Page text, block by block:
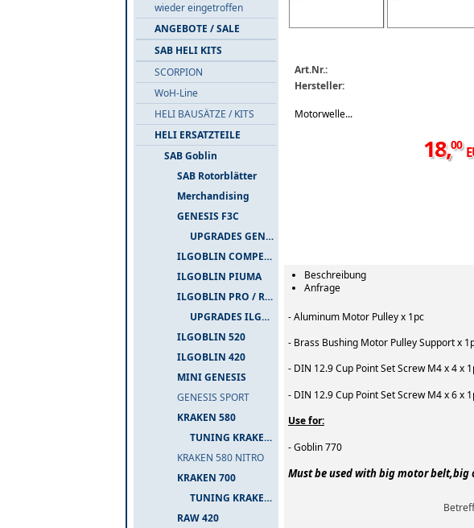
wieder eingetroffen
ANGEBOTE / SALE
SAB HELI KITS
SCORPION
WoH-Line
HELI BAUSÄTZE / KITS
HELI ERSATZTEILE
SAB Goblin
SAB Rotorblätter
Merchandising
GENESIS F3C
UPGRADES GENESIS F3C
ILGOBLIN COMPETIZIONE
ILGOBLIN PIUMA
ILGOBLIN PRO / RAW 700
UPGRADES ILGOBLIN PRO / RAW 700
ILGOBLIN 520
ILGOBLIN 420
MINI GENESIS
GENESIS SPORT
KRAKEN 580
TUNING KRAKEN 580
KRAKEN 580 NITRO
KRAKEN 700
TUNING KRAKEN 700
RAW 420
Art.Nr.:
Hersteller:
Motorwelle...
18,00
Beschreibung
Anfrage
- Aluminum Motor Pulley x 1pc
- Brass Bushing Motor Pulley Support x
- DIN 12.9 Cup Point Set Screw M4 x 4 x
- DIN 12.9 Cup Point Set Screw M4 x 6 x
Use for:
- Goblin 770
Must be used with big motor
Betreff